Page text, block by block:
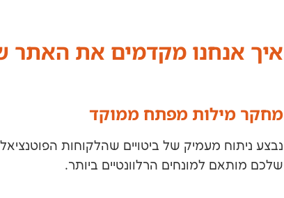
איך אנחנו מקדמים את האתר
מחקר מילות מפתח ממוקד
נבצע ניתוח מעמיק של ביטויים שהלקוחות
שלכם מותאם למונחים הרלוונטיים ביותר.